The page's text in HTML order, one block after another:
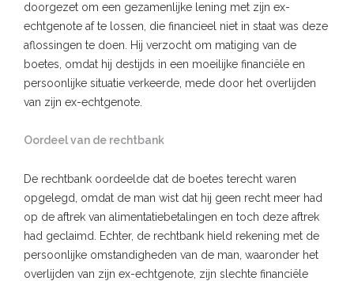
doorgezet om een gezamenlijke lening met zijn ex-
echtgenote af te lossen, die financieel niet in staat was deze
aflossingen te doen. Hij verzocht om matiging van de
boetes, omdat hij destijds in een moeilijke financiële en
persoonlijke situatie verkeerde, mede door het overlijden
van zijn ex-echtgenote.
Oordeel van de rechtbank
De rechtbank oordeelde dat de boetes terecht waren
opgelegd, omdat de man wist dat hij geen recht meer had
op de aftrek van alimentatiebetalingen en toch deze aftrek
had geclaimd. Echter, de rechtbank hield rekening met de
persoonlijke omstandigheden van de man, waaronder het
overlijden van zijn ex-echtgenote, zijn slechte financiële